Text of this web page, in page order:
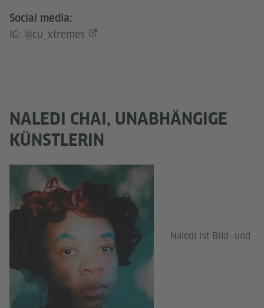
Social media:
IG: @cu_xtremes
NALEDI CHAI, UNABHÄNGIGE
KÜNSTLERIN
Naledi ist Bild- und